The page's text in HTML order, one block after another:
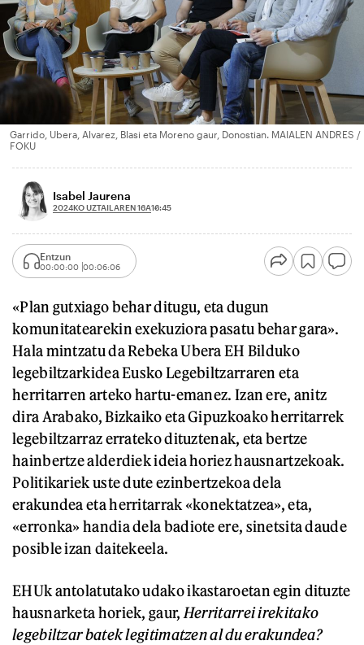
Garrido, Ubera, Alvarez, Blasi eta Moreno gaur, Donostian. MAIALEN ANDRES /
FOKU
Isabel Jaurena
2024KO UZTAILAREN 16A16:45
Entzun
00:00:00 00:06:06
«Plan gutxiago behar ditugu, eta dugun
komunitatearekin exekuziora pasatu behar gara».
Hala mintzatu da Rebeka Ubera EH Bilduko
legebiltzarkidea Eusko Legebiltzarraren eta
herritarren arteko hartu-emanez. Izan ere, anitz
dira Arabako, Bizkaiko eta Gipuzkoako herritarrek
legebiltzarraz errateko dituztenak, eta bertze
hainbertze alderdiek ideia horiez hausnartzekoak.
Politikariek uste dute ezinbertzekoa dela
erakundea eta herritarrak «konektatzea», eta,
«erronka» handia dela badiote ere, sinetsita daude
posible izan daitekeela.
EHUk antolatutako udako ikastaroetan egin dituzte
hausnarketa horiek, gaur, Herritarrei irekitako
legebiltzar batek legitimatzen al du erakundea?